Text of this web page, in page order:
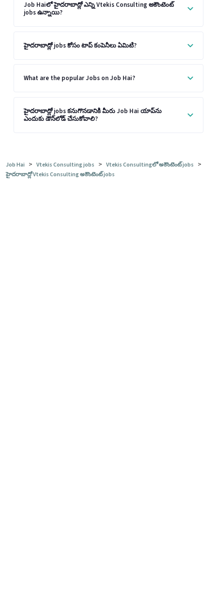
Job Haiలో హైదరాబాద్లో ఎన్ని Vtekis Consulting అకౌంటెంట్
jobs ఉన్నాయి?
హైదరాబాద్లో jobs కోసం టాప్ కంపెనీలు ఏమిటి?
What are the popular Jobs on Job Hai?
హైదరాబాద్లో jobs కనుగొనడానికి మీరు Job Hai యాప్‌ను
ఎందుకు డౌన్‌లోడ్ చేసుకోవాలి?
Job Hai > Vtekis Consulting jobs > Vtekis Consultingలో అకౌంటెంట్ jobs >
హైదరాబాద్లో Vtekis Consulting అకౌంటెంట్ jobs